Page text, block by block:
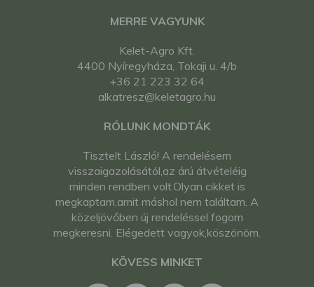
MERRE VAGYUNK
Kelet-Agro Kft.
4400 Nyíregyháza, Tokaji u. 4/b
+36 21 223 32 64
alkatresz@keletagro.hu
RÓLUNK MONDTÁK
Tisztelt László! A rendelésem
visszaigazolásától,az árú átvételéig
minden rendben volt.Olyan cikket is
megkaptam,amit máshol nem találtam. A
közeljövőben új rendeléssel fogom
megkeresni. Elégedett vagyok,köszönöm.
KÖVESS MINKET